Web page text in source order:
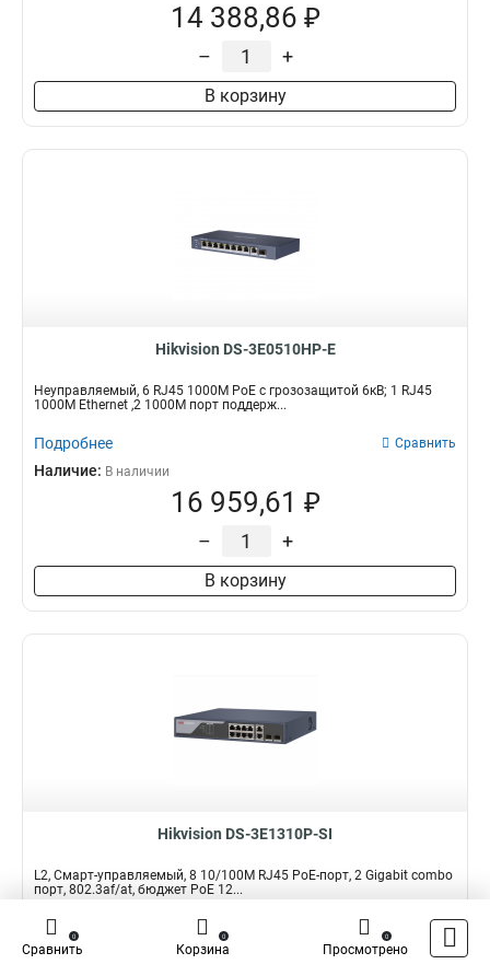
14 388,86 ₽
– +
В корзину
Hikvision DS-3E0510HP-E
Неуправляемый, 6 RJ45 1000M PoE с грозозащитой 6кВ; 1 RJ45
1000M Ethernet ,2 1000M порт поддерж...
Подробнее Сравнить
Наличие: В наличии
16 959,61 ₽
– +
В корзину
Hikvision DS-3E1310P-SI
L2, Смарт-управляемый, 8 10/100M RJ45 PoE-порт, 2 Gigabit combo
порт, 802.3af/at, бюджет PoE 12...
Подробнее Сравнить
Наличие:
Сравнить
0
Корзина
0
Просмотрено
0